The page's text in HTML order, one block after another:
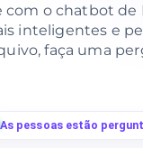
com o chatbot de
inteligentes e
faça uma
As pessoas estão